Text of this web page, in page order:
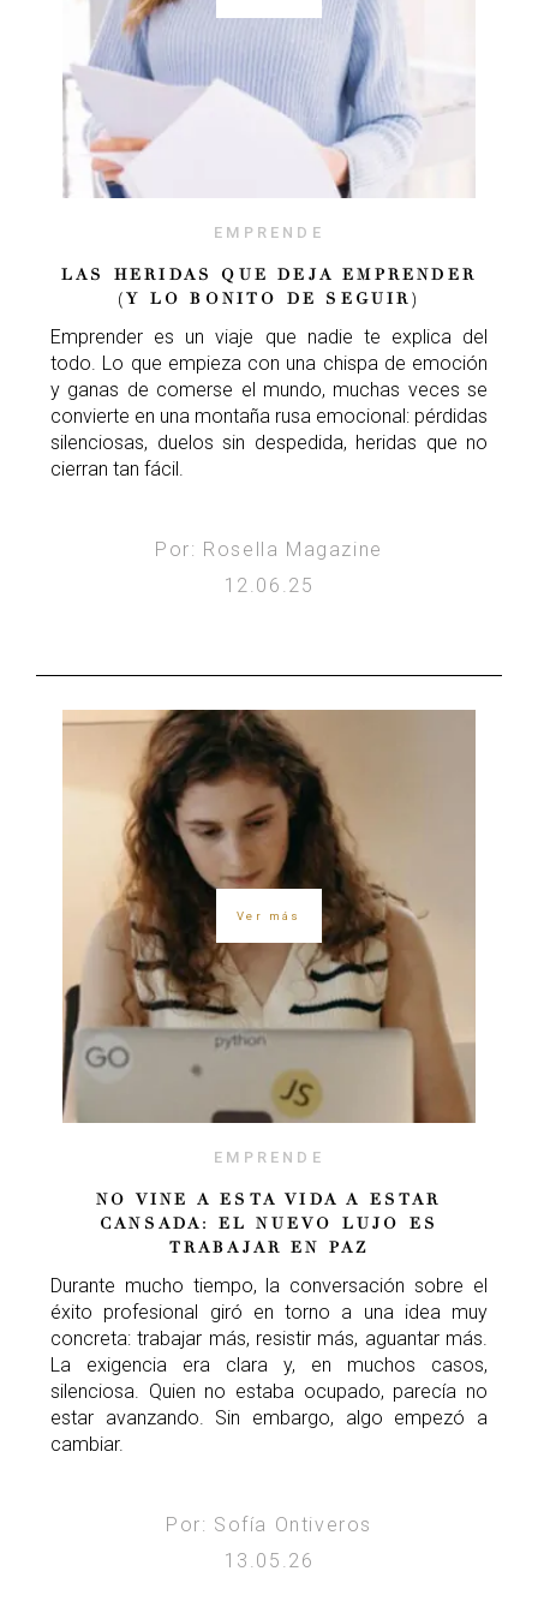
EMPRENDE
LAS HERIDAS QUE DEJA EMPRENDER
(Y LO BONITO DE SEGUIR)
Emprender es un viaje que nadie te explica del
todo. Lo que empieza con una chispa de emoción
y ganas de comerse el mundo, muchas veces se
convierte en una montaña rusa emocional: pérdidas
silenciosas, duelos sin despedida, heridas que no
cierran tan fácil.
Por: Rosella Magazine
12.06.25
Ver más
EMPRENDE
NO VINE A ESTA VIDA A ESTAR
CANSADA: EL NUEVO LUJO ES
TRABAJAR EN PAZ
Durante mucho tiempo, la conversación sobre el
éxito profesional giró en torno a una idea muy
concreta: trabajar más, resistir más, aguantar más.
La exigencia era clara y, en muchos casos,
silenciosa. Quien no estaba ocupado, parecía no
estar avanzando. Sin embargo, algo empezó a
cambiar.
Por: Sofía Ontiveros
13.05.26